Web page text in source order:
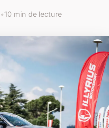
•10 min de lecture